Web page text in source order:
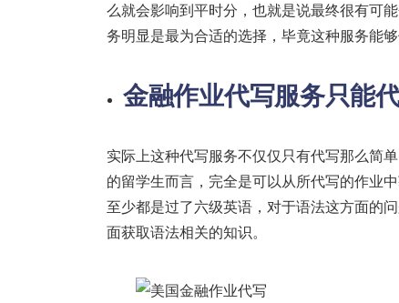
么就会影响到平时分，也就是说最终很有可
务明显是最为合适的选择，毕竟这种服务能够
金融作业代写服务只能
实际上这种代写服务不仅仅只有代写那么简
的留学生而言，完全是可以从所代写的作业
至少都是过了六级英语，对于语法这方面的
面获取语法相关的知识。